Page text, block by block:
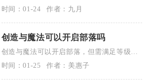
同级对战、优化阵容与续航、依托战场据点
持续作战，同时
时间：01-24 作者：九月
创造与魔法可以开启部落吗
创造与魔法可以开启部落，但需满足等级、
道具、古战场通关及服务器名额等多重条
件，流程严谨且考
时间：01-25 作者：美惠子